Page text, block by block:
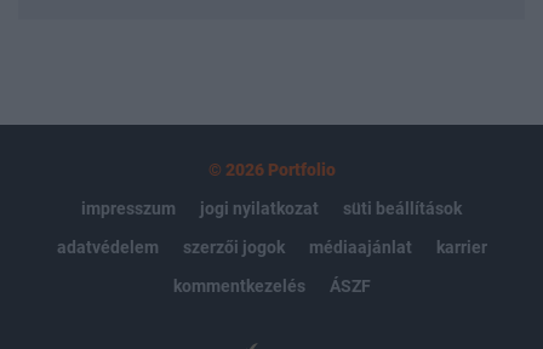
© 2026 Portfolio
impresszum
jogi nyilatkozat
süti beállítások
adatvédelem
szerzői jogok médiaajánlat
karrier
kommentkezelés
ÁSZF